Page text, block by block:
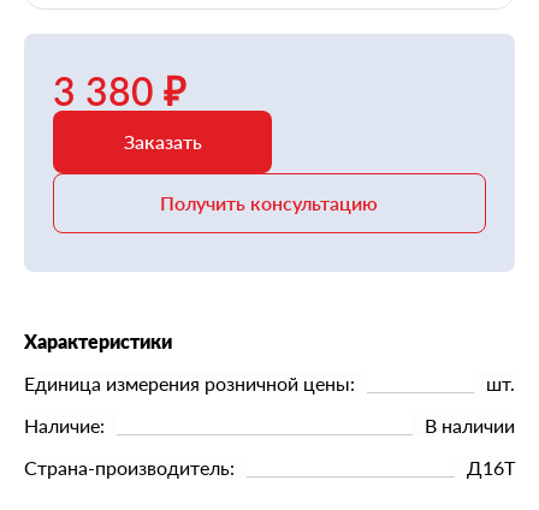
3 380 ₽
Заказать
Получить консультацию
Характеристики
Единица измерения розничной цены:
шт.
Наличие:
В наличии
Страна-производитель:
Д16Т